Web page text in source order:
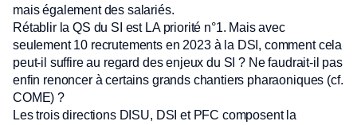
mais également des salariés.
Rétablir la QS du SI est LA priorité n°1. Mais avec
seulement 10 recrutements en 2023 à la DSI, comment cela
peut-il suffire au regard des enjeux du SI ? Ne faudrait-il pas
enfin renoncer à certains grands chantiers pharaoniques (cf.
COME) ?
Les trois directions DISU, DSI et PFC composent la